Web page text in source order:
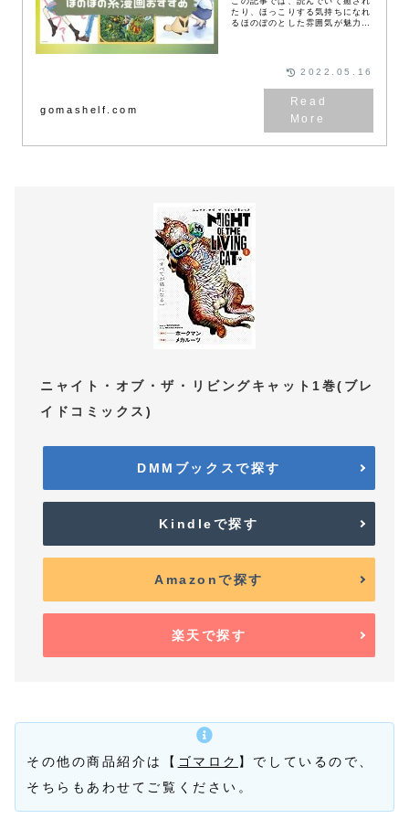
たり、ほっこりする気持ちになれ
るほのぼのとした雰囲気が魅力の
gomashelf.com
2022.05.16
ニャイト・オブ・ザ・リビングキャット1巻(ブレ
イドコミックス)
DMMブックスで探す
Kindleで探す
Amazonで探す
楽天で探す
その他の商品紹介は【 ゴマロク 】でしているので、
そちらもあわせてご覧ください。